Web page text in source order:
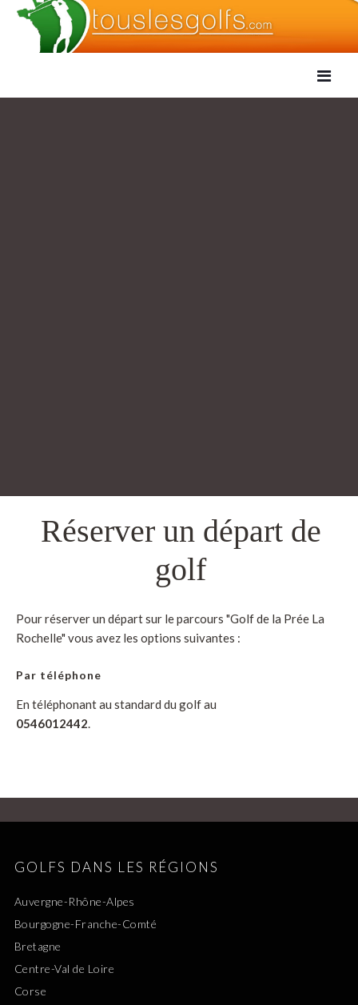
Réserver un départ de
golf
Pour réserver un départ sur le parcours "Golf de la Prée La
Rochelle" vous avez les options suivantes :
Par téléphone
En téléphonant au standard du golf au
0546012442.
GOLFS DANS LES RÉGIONS
Auvergne-Rhône-Alpes
Bourgogne-Franche-Comté
Bretagne
Centre-Val de Loire
Corse